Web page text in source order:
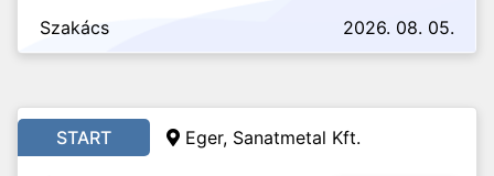
Szakács 2026. 08. 05.
START Eger, Sanatmetal Kft.